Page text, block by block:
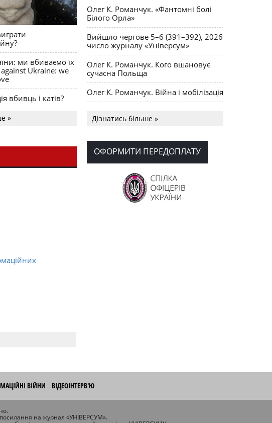
ми вбиваємо їх
Ukraine: we
вбивць і катів?
»
Олег К. Романчук. «Фантомні болі
Білого Орла»
Вийшло чергове 5–6 (391–392), 2026
число журналу «Універсум»
Олег К. Романчук. Кого вшановує
сучасна Польща
Олег К. Романчук. Війна і мобілізація
долучилися до найбільшої
День Вишиванки в Норт Порті
OPUS MAGNUM Олега К. Романчука
Дізнатись більше »
ОФОРМИТИ ПЕРЕДОПЛАТУ
ВІЙНИ ВІДЕОІНТЕРВ'Ю
на журнал «УНІВЕРСУМ».